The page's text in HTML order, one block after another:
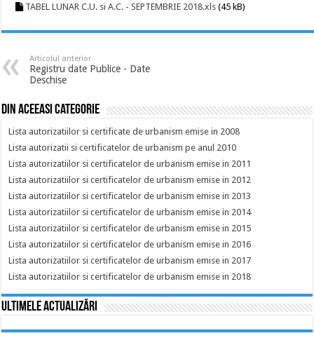
TABEL LUNAR C.U. si A.C. - SEPTEMBRIE 2018.xls (45 kB)
Articolul anterior
Registru date Publice - Date
Deschise
Din aceeasi categorie
Lista autorizatiilor si certificate de urbanism emise in 2008
Lista autorizatii si certificatelor de urbanism pe anul 2010
Lista autorizatiilor si certificatelor de urbanism emise in 2011
Lista autorizatiilor si certificatelor de urbanism emise in 2012
Lista autorizatiilor si certificatelor de urbanism emise in 2013
Lista autorizatiilor si certificatelor de urbanism emise in 2014
Lista autorizatiilor si certificatelor de urbanism emise in 2015
Lista autorizatiilor si certificatelor de urbanism emise in 2016
Lista autorizatiilor si certificatelor de urbanism emise in 2017
Lista autorizatiilor si certificatelor de urbanism emise in 2018
Ultimele actualizări